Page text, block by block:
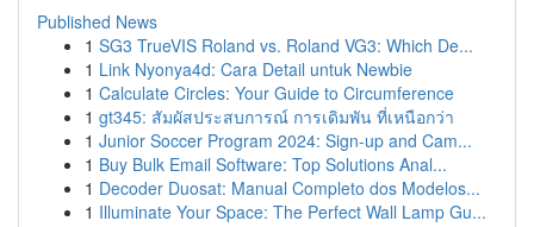
Published News
1 SG3 TrueVIS Roland vs. Roland VG3: Which De...
1 Link Nyonya4d: Cara Detail untuk Newbie
1 Calculate Circles: Your Guide to Circumference
1 gt345: สัมผัสประสบการณ์ การเดิมพัน ที่เหนือกว่า
1 Junior Soccer Program 2024: Sign-up and Cam...
1 Buy Bulk Email Software: Top Solutions Anal...
1 Decoder Duosat: Manual Completo dos Modelos...
1 Illuminate Your Space: The Perfect Wall Lamp Gu...